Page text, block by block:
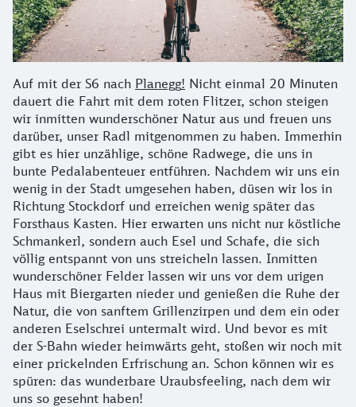
Auf mit der S6 nach Planegg! Nicht einmal 20 Minuten
dauert die Fahrt mit dem roten Flitzer, schon steigen
wir inmitten wunderschöner Natur aus und freuen uns
darüber, unser Radl mitgenommen zu haben. Immerhin
gibt es hier unzählige, schöne Radwege, die uns in
bunte Pedalabenteuer entführen. Nachdem wir uns ein
wenig in der Stadt umgesehen haben, düsen wir los in
Richtung Stockdorf und erreichen wenig später das
Forsthaus Kasten. Hier erwarten uns nicht nur köstliche
Schmankerl, sondern auch Esel und Schafe, die sich
völlig entspannt von uns streicheln lassen. Inmitten
wunderschöner Felder lassen wir uns vor dem urigen
Haus mit Biergarten nieder und genießen die Ruhe der
Natur, die von sanftem Grillenzirpen und dem ein oder
anderen Eselschrei untermalt wird. Und bevor es mit
der S-Bahn wieder heimwärts geht, stoßen wir noch mit
einer prickelnden Erfrischung an. Schon können wir es
spüren: das wunderbare Uraubsfeeling, nach dem wir
uns so gesehnt haben!